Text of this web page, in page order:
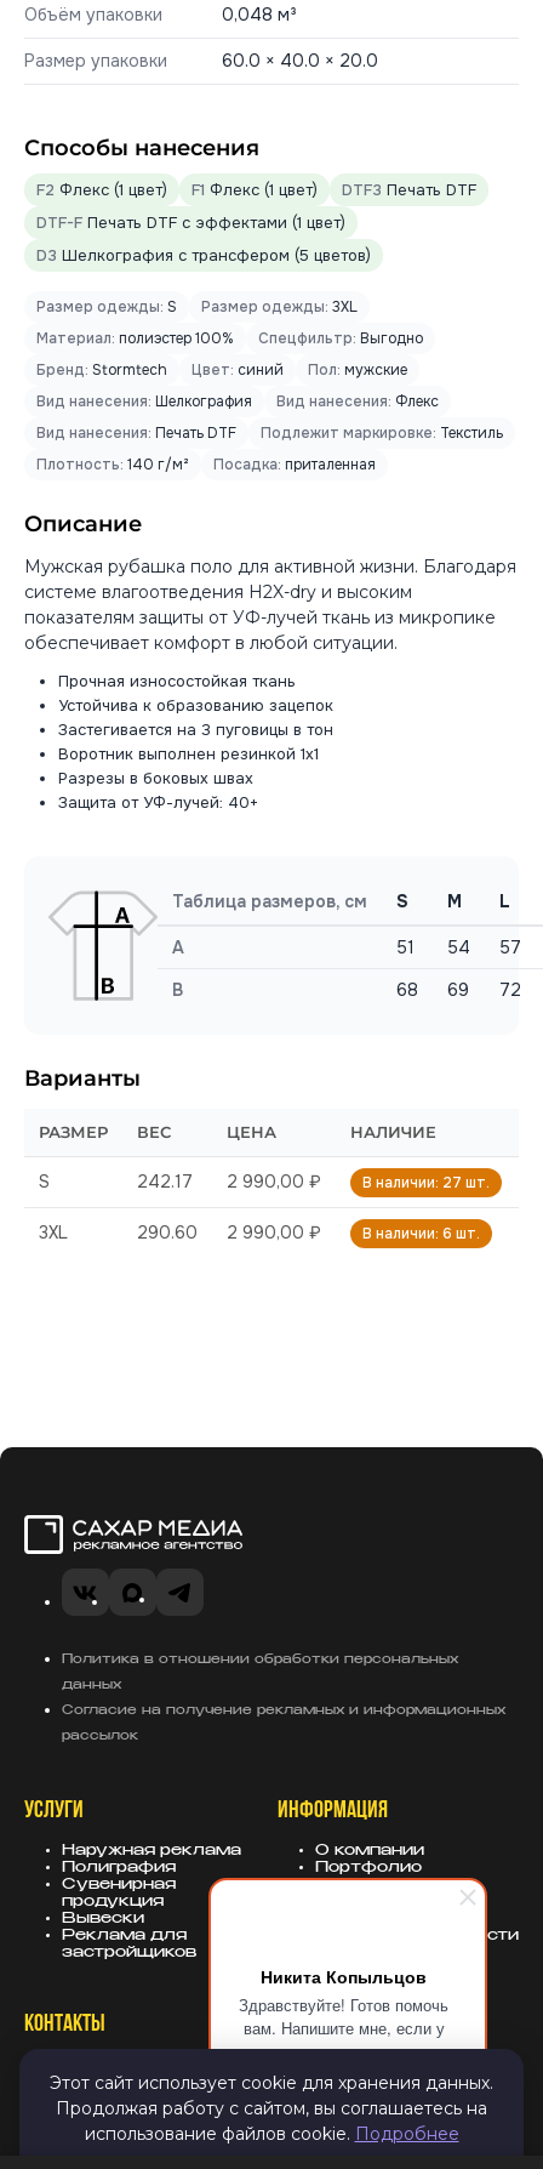
Никита Копыльцов
Здравствуйте! Готов помочь
вам. Напишите мне, если у
вас появятся вопросы.
Объём упаковки 0,048 м³
Размер упаковки 60.0 × 40.0 × 20.0
Способы нанесения
F2 Флекс (1 цвет) F1 Флекс (1 цвет) DTF3 Печать DTF
DTF-F Печать DTF с эффектами (1 цвет)
D3 Шелкография с трансфером (5 цветов)
Размер одежды: S Размер одежды: 3XL
Материал: полиэстер 100% Спецфильтр: Выгодно
Бренд: Stormtech Цвет: синий Пол: мужские
Вид нанесения: Шелкография Вид нанесения: Флекс
Вид нанесения: Печать DTF Подлежит маркировке: Текстиль
Плотность: 140 г/м² Посадка: приталенная
Описание
Мужская рубашка поло для активной жизни. Благодаря
системе влагоотведения H2X-dry и высоким
показателям защиты от УФ-лучей ткань из микропике
обеспечивает комфорт в любой ситуации.
Прочная износостойкая ткань
Устойчива к образованию зацепок
Застегивается на 3 пуговицы в тон
Воротник выполнен резинкой 1х1
Разрезы в боковых швах
Защита от УФ-лучей: 40+
Таблица размеров, см S M L
A 51 54
57
B
68 69 72
Варианты
РАЗМЕР ВЕС ЦЕНА НАЛИЧИЕ
S 242.17 2 990,00 ₽ В наличии: 27 шт.
3XL 290.60 2 990,00 ₽ В наличии: 6 шт.
VK MAXTelegram
Политика в отношении обработки персональных
данных
Согласие на получение рекламных и информационных
рассылок
УСЛУГИ
Наружная реклама
Полиграфия
Сувенирная
продукция
Вывески
Реклама для
застройщиков
ИНФОРМАЦИЯ
О компании
Портфолио
База знаний
конфиденциальности
КОНТАКТЫ
info@sugarmedia.ru
Екатеринбург
СОЦСЕТИ
VK
Дзен
Email
Этот сайт использует cookie для хранения данных.
Продолжая работу с сайтом, вы соглашаетесь на
использование файлов cookie. Подробнее